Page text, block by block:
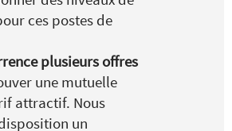
ces postes de
plusieurs offres
une mutuelle
attractif. Nous
un